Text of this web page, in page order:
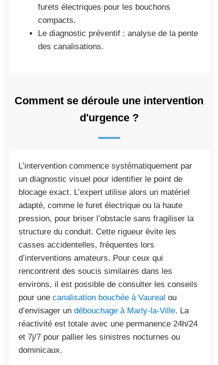
furets électriques pour les bouchons
compacts.
Le diagnostic préventif : analyse de la pente
des canalisations.
Comment se déroule une intervention
d'urgence ?
L’intervention commence systématiquement par
un diagnostic visuel pour identifier le point de
blocage exact. L’expert utilise alors un matériel
adapté, comme le furet électrique ou la haute
pression, pour briser l’obstacle sans fragiliser la
structure du conduit. Cette rigueur évite les
casses accidentelles, fréquentes lors
d’interventions amateurs. Pour ceux qui
rencontrent des soucis similaires dans les
environs, il est possible de consulter les conseils
pour une canalisation bouchée à Vaureal ou
d’envisager un débouchage à Marly-la-Ville. La
réactivité est totale avec une permanence 24h/24
et 7j/7 pour pallier les sinistres nocturnes ou
dominicaux.